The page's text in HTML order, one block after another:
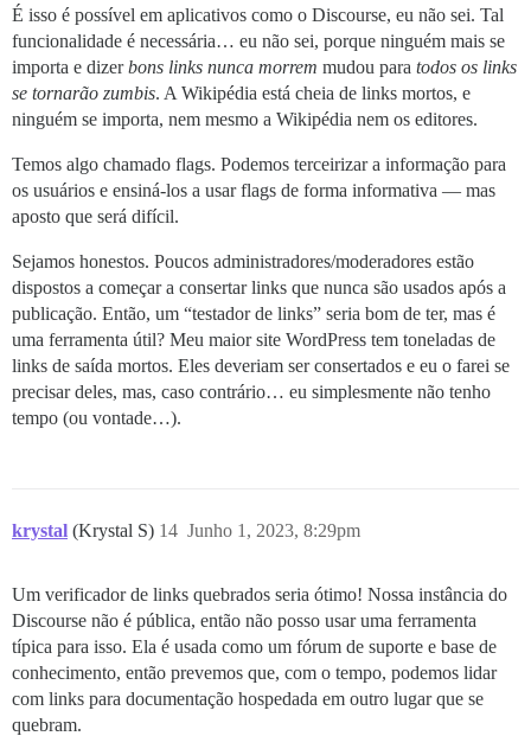
É isso é possível em aplicativos como o Discourse, eu não sei. Tal
funcionalidade é necessária… eu não sei, porque ninguém mais se
importa e dizerbons links nunca morrem mudou para todos os links
se tornarão zumbis. A Wikipédia está cheia de links mortos, e
ninguém se importa, nem mesmo a Wikipédia nem os editores.
Temos algo chamado flags. Podemos terceirizar a informação para
os usuários e ensiná-los a usar flags de forma informativa — mas
aposto que será difícil.
Sejamos honestos. Poucos administradores/moderadores estão
dispostos a começar a consertar links que nunca são usados após a
publicação. Então, um “testador de links” seria bom de ter, mas é
uma ferramenta útil? Meu maior site WordPress tem toneladas de
links de saída mortos. Eles deveriam ser consertados e eu o farei se
precisar deles, mas, caso contrário… eu simplesmente não tenho
tempo (ou vontade…).
krystal (Krystal S) Junho 1, 2023, 8:29pm
14
Um verificador de links quebrados seria ótimo! Nossa instância do
Discourse não é pública, então não posso usar uma ferramenta
típica para isso. Ela é usada como um fórum de suporte e base de
conhecimento, então prevemos que, com o tempo, podemos lidar
com links para documentação hospedada em outro lugar que se
quebram.